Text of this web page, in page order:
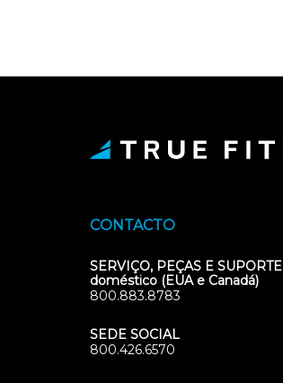
CONTACTO
SERVIÇO, PEÇAS E SUPORTE
doméstico (EUA e Canadá)
800.883.8783
SEDE SOCIAL
800.426.6570